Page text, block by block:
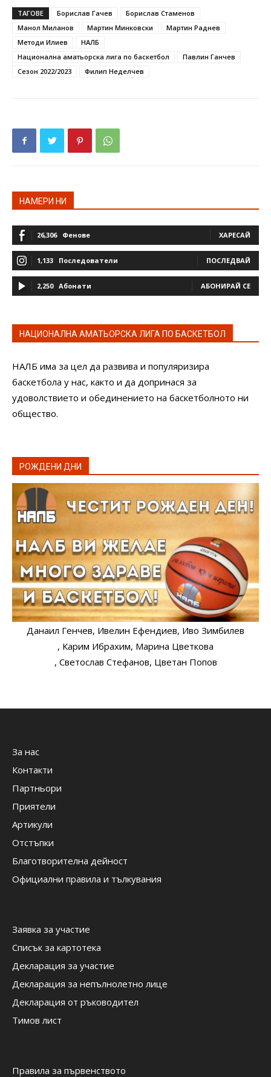
ТАГОВЕ Борислав Гачев
Борислав Стаменов
Манол Миланов
Мартин Минковски
Мартин Раднев
Методи Илиев
НАЛБ
Национална аматьорска лига по баскетбол
Павлин Ганчев
Сезон 2022/2023
Филип Неделчев
НАМЕРИ НИ
26,306 Фенове ХАРЕСАЙ
1,133 Последователи ПОСЛЕДВАЙ
2,250 Абонати АБОНИРАЙ СЕ
НАЦИОНАЛНА АМАТЬОРСКА ЛИГА ПО БАСКЕТБОЛ
НАЛБ има за цел да развива и популяризира
баскетбола у нас, както и да допринася за
удоволствието и обединението на баскетболното ни
общество.
РОЖДЕНИ ДНИ
Данаил Генчев, Ивелин Ефендиев, Иво Зимбилев
, Карим Ибрахим, Марина Цветкова
, Светослав Стефанов, Цветан Попов
За нас
Контакти
Партньори
Приятели
Артикули
Отстъпки
Благотворителна дейност
Официални правила и тълкувания
Заявка за участие
Списък за картотека
Декларация за участие
Декларация за непълнолетно лице
Декларация от ръководител
Тимов лист
Правила за първенството